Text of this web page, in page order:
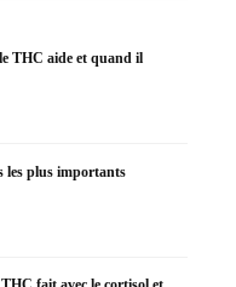
THC aide et quand il
les plus importants